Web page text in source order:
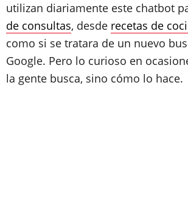
utilizan diariamente este chatbot
de consultas, desde recetas de
como si se tratara de un nuevo
Google. Pero lo curioso en
la gente busca, sino cómo lo hace.